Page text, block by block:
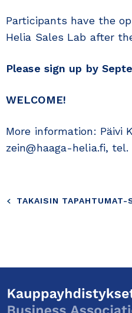
Participants have the
Helia Sales Lab after
Please sign up by
WELCOME!
More information: Päivi
zein@haaga-helia.fi, tel.
TAKAISIN TAPAHTUMAT-